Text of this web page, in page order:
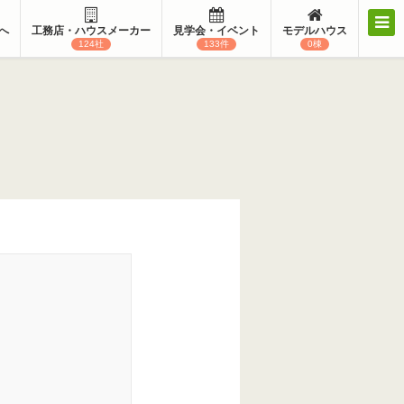
工務店・ハウスメーカー
124社
見学会・イベント
133件
モデルハウス
0棟